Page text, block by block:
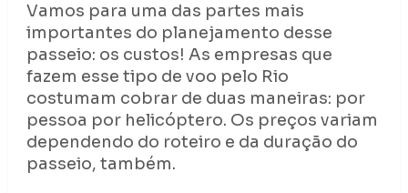
Vamos para uma das partes mais
importantes do planejamento desse
passeio: os custos! As empresas que
fazem esse tipo de voo pelo Rio
costumam cobrar de duas maneiras: por
pessoa por helicóptero. Os preços variam
dependendo do roteiro e da duração do
passeio, também.